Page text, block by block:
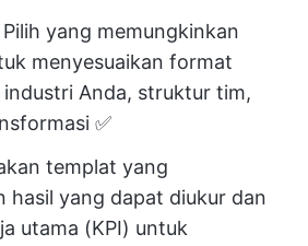
Pilih yang memungkinkan
menyesuaikan format
industri Anda, struktur tim,
✅️
templat yang
hasil yang dapat diukur dan
utama (KPI) untuk